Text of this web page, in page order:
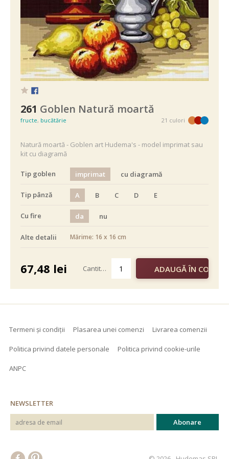
261 Goblen Natură moartă
fructe, bucătărie 21 culori
Natură moartă - Goblen art Hudema's - model imprimat sau
kit cu diagramă
Tip goblen imprimat cu diagramă
Tip pânză A B C D E
Cu fire da nu
alb negru color
Alte detalii Mărime: 16 x 16 cm
67,48 lei Cantitate
Termeni și condiții Plasarea unei comenzi Livrarea comenzii
Politica privind datele personale Politica privind cookie-urile
ANPC
NEWSLETTER